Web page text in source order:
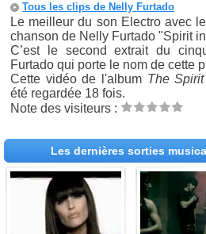
Tous les clips de Nelly Furtado
Le meilleur du son Electro avec
chanson de Nelly Furtado "Spirit
C’est le second extrait du
Furtado qui porte le nom de cette
Cette vidéo de l'album The
été regardée 18 fois.
Note des visiteurs :
Les dernières sorties